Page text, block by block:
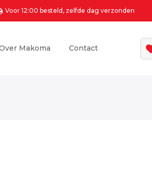
Voor 12:00 besteld, zelfde dag verzonden
Makoma Contact